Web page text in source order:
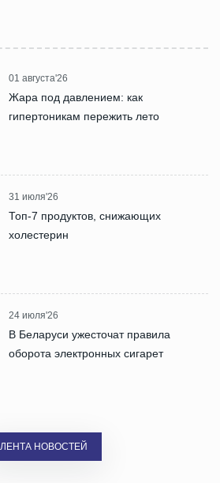
01 августа'26
Жара под давлением: как
гипертоникам пережить лето
31 июля'26
Топ-7 продуктов, снижающих
холестерин
24 июля'26
В Беларуси ужесточат правила
оборота электронных сигарет
ЛЕНТА НОВОСТЕЙ